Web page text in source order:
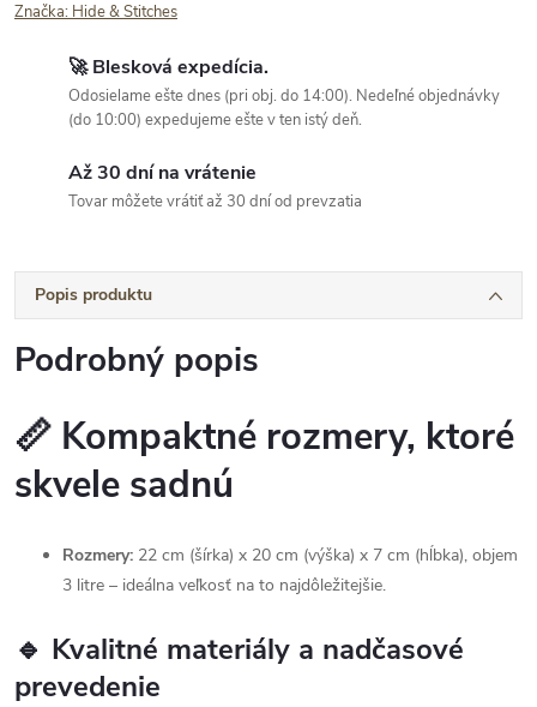
Značka: Hide & Stitches
🚀 Blesková expedícia.
Odosielame ešte dnes (pri obj. do 14:00). Nedeľné objednávky
(do 10:00) expedujeme ešte v ten istý deň.
Až 30 dní na vrátenie
Tovar môžete vrátiť až 30 dní od prevzatia
Popis produktu
Podrobný popis
📏 Kompaktné rozmery, ktoré
skvele sadnú
Rozmery: 22 cm (šírka) x 20 cm (výška) x 7 cm (hĺbka), objem
3 litre – ideálna veľkosť na to najdôležitejšie.
🔹 Kvalitné materiály a nadčasové
prevedenie